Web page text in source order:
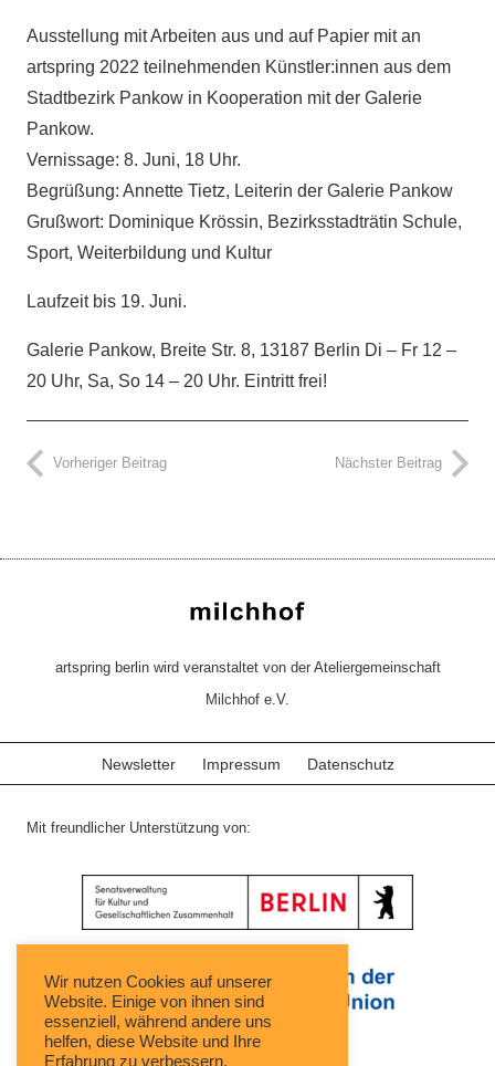
Ausstellung mit Arbeiten aus und auf Papier mit an
artspring 2022 teilnehmenden Künstler:innen aus dem
Stadtbezirk Pankow in Kooperation mit der Galerie
Pankow.
Vernissage: 8. Juni, 18 Uhr.
Begrüßung: Annette Tietz, Leiterin der Galerie Pankow
Grußwort: Dominique Krössin, Bezirksstadträtin Schule,
Sport, Weiterbildung und Kultur
Laufzeit bis 19. Juni.
Galerie Pankow, Breite Str. 8, 13187 Berlin Di – Fr 12 –
20 Uhr, Sa, So 14 – 20 Uhr. Eintritt frei!
Vorheriger Beitrag Nächster Beitrag
artspring berlin wird veranstaltet von der Ateliergemeinschaft
Milchhof e.V.
Newsletter Impressum Datenschutz
Mit freundlicher Unterstützung von:
Wir nutzen Cookies auf unserer
Website. Einige von ihnen sind
essenziell, während andere uns
helfen, diese Website und Ihre
Erfahrung zu verbessern.